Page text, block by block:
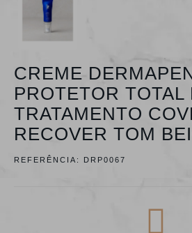
CREME
PROTETOR TOTAL
TRATAMENTO
RECOVER TOM
REFERÊNCIA: DRP0067